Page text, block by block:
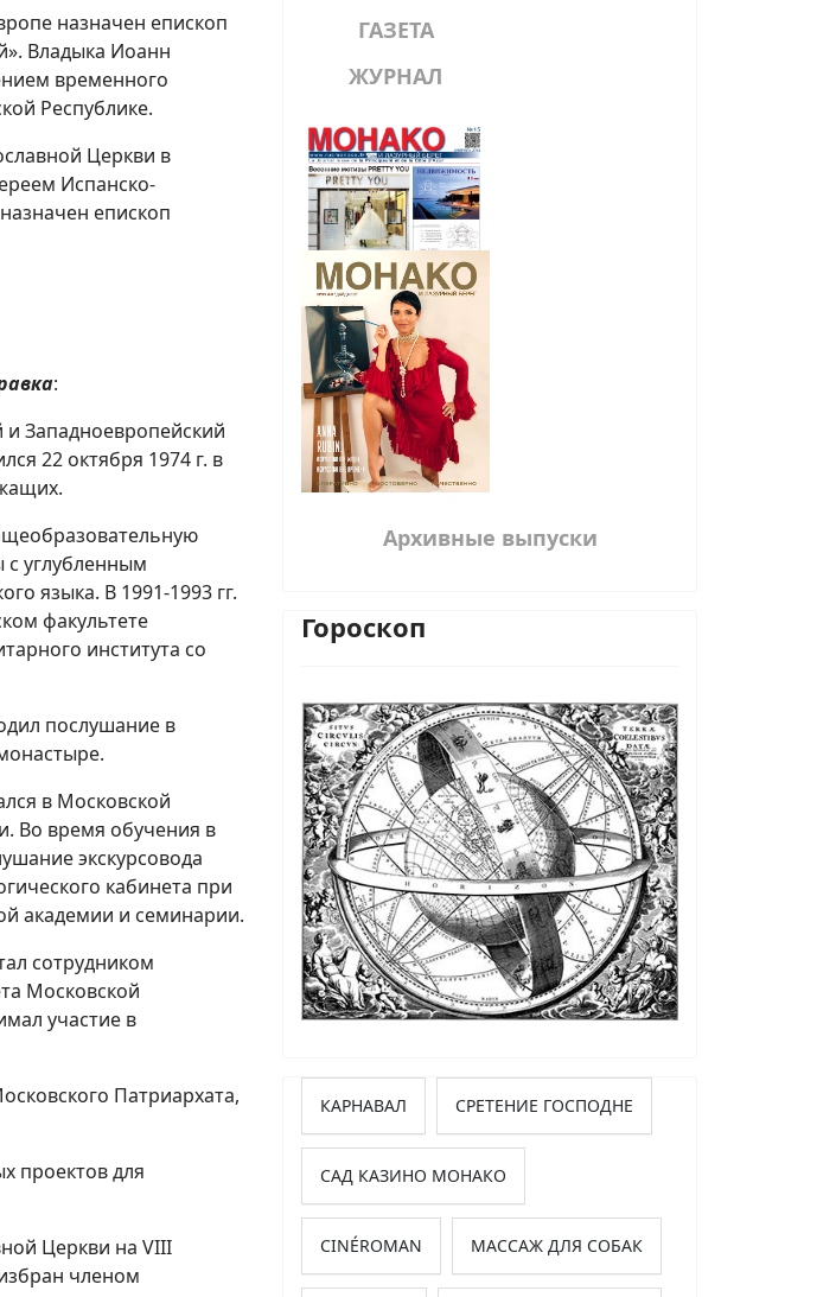
назначен епископ
Владыка Иоанн
временного
Республике.
Церкви в
Испанско-
епископ
:
и Западноевропейский
22 октября 1974 г. в
углубленным
языка. В 1991-1993 гг.
факультете
института со
послушание в
в Московской
Во время обучения в
экскурсовода
кабинета при
академии и семинарии.
сотрудником
Московской
участие в
Патриархата,
проектов для
Церкви на VIII
членом
ГАЗЕТА
ЖУРНАЛ
Архивные выпуски
Гороскоп
КАРНАВАЛ СРЕТЕНИЕ ГОСПОДНЕ
САД КАЗИНО МОНАКО
CINÉROMAN МАССАЖ ДЛЯ СОБАК